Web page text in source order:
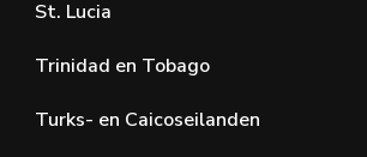
St. Lucia
Trinidad en Tobago
Turks- en Caicoseilanden